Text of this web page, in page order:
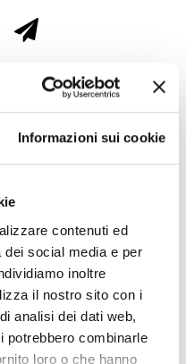
Informazioni sui cookie
contenuti ed
dei social media e per
inoltre
il nostro sito con i
analisi dei dati web,
potrebbero combinarle
loro o che hanno
anche
gli
a
al